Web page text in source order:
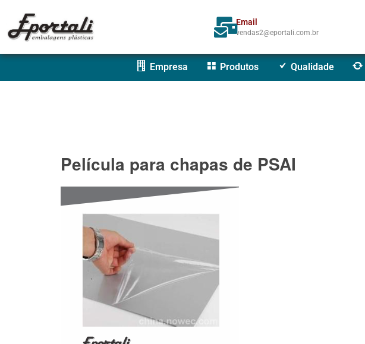
Email
vendas2@eportali.com.br
Empresa Produtos Qualidade
Película para chapas de PSAI